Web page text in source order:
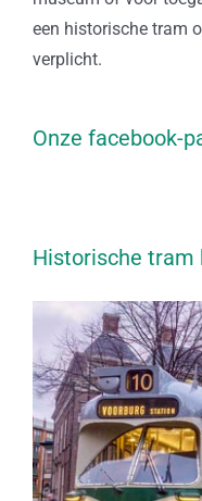
een historische tram
verplicht.
Onze facebook-
Historische tram